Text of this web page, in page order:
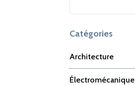
Catégories
Architecture
Électromécanique